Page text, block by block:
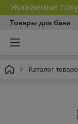
Уважаемые
Товары для бани
Каталог